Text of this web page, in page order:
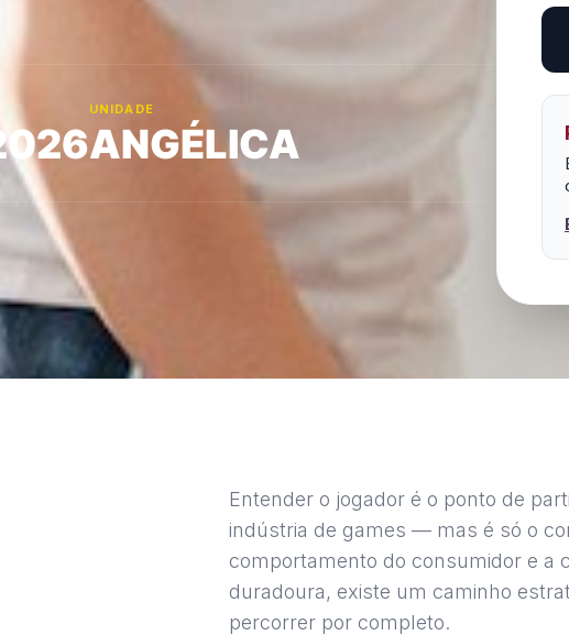
UNIDADE
ANGÉLICA
Entender o jogador é o ponto de
indústria de games — mas é só o
comportamento do consumidor e a
duradoura, existe um caminho
percorrer por completo.